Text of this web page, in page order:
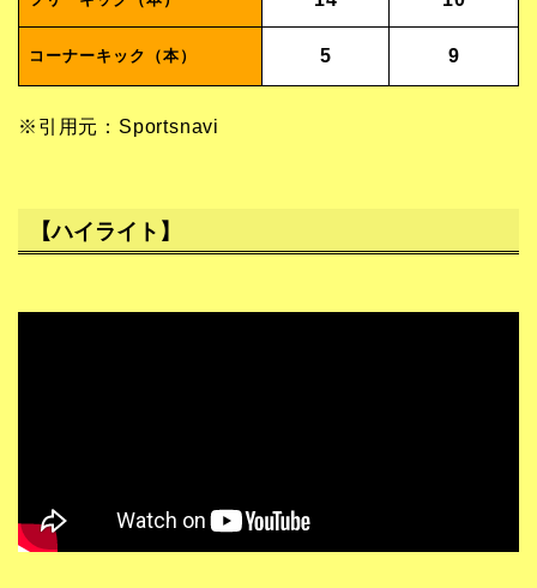
コーナーキック（本） 5 9
※引用元：Sportsnavi
【ハイライト】